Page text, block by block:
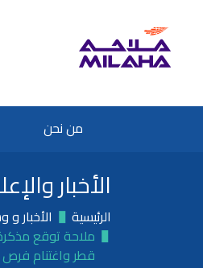
من نحن
الأخبار
الرئيسية
الأخبار و
ملاحة توقع
قطر واغتنام فرص